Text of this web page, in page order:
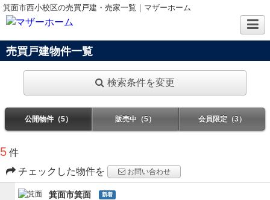
箕面市西小校区の売買戸建・売家一覧｜マザーホーム
売買戸建物件一覧
検索条件を変更
公開物件（5） 販売中（5） 会員限定（3）
5 件
チェックした物件を
お問い合わせ
箕面市箕面 新着